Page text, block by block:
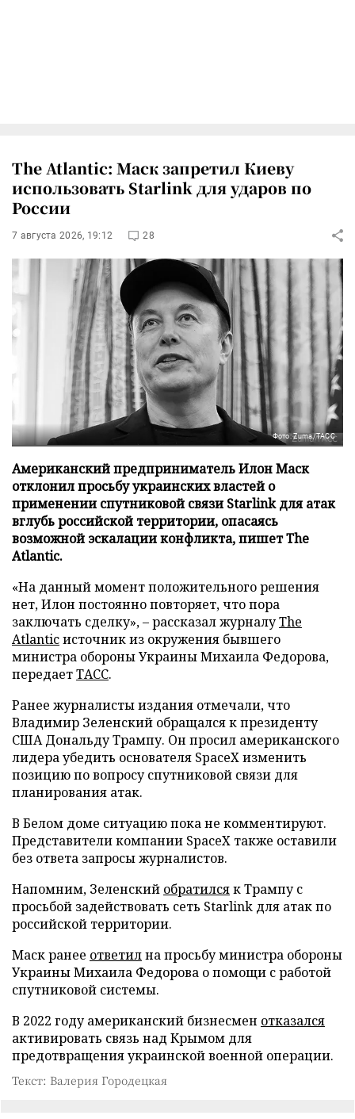
The Atlantic: Маск запретил Киеву
использовать Starlink для ударов по
России
7 августа 2026, 19:12 28
Фото: Zuma/ТАСС
Американский предприниматель Илон Маск
отклонил просьбу украинских властей о
применении спутниковой связи Starlink для атак
вглубь российской территории, опасаясь
возможной эскалации конфликта, пишет The
Atlantic.
«На данный момент положительного решения
нет, Илон постоянно повторяет, что пора
заключать сделку», – рассказал журналуThe
Atlanticисточник из окружения бывшего
министра обороны Украины Михаила Федорова,
передаетТАСС.
Ранее журналисты издания отмечали, что
Владимир Зеленский обращался к президенту
США Дональду Трампу. Он просил американского
лидера убедить основателя SpaceX изменить
позицию по вопросу спутниковой связи для
планирования атак.
В Белом доме ситуацию пока не комментируют.
Представители компании SpaceX также оставили
без ответа запросы журналистов.
Напомним, Зеленский обратилсяк Трампу с
просьбой задействовать сеть Starlink для атак по
российской территории.
Маск ранее ответилна просьбу министра обороны
Украины Михаила Федорова о помощи с работой
спутниковой системы.
В 2022 году американский бизнесмен отказался
активировать связь над Крымом для
предотвращения украинской военной операции.
Текст: Валерия Городецкая